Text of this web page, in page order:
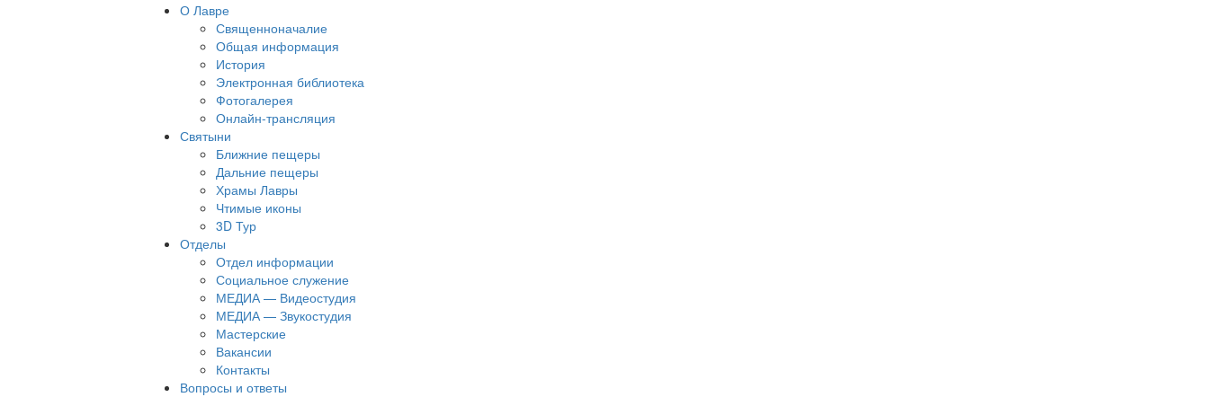
О Лавре
Священноначалие
Общая информация
История
Электронная библиотека
Фотогалерея
Онлайн-трансляция
Святыни
Ближние пещеры
Дальние пещеры
Храмы Лавры
Чтимые иконы
3D Тур
Отделы
Отдел информации
Социальное служение
МЕДИА — Видеостудия
МЕДИА — Звукостудия
Мастерские
Вакансии
Контакты
Вопросы и ответы